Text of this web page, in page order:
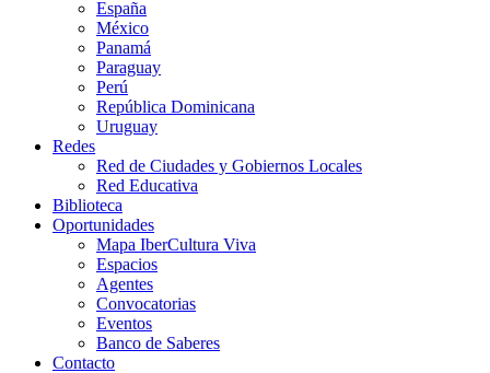
España
México
Panamá
Paraguay
Perú
República Dominicana
Uruguay
Redes
Red de Ciudades y Gobiernos Locales
Red Educativa
Biblioteca
Oportunidades
Mapa IberCultura Viva
Espacios
Agentes
Convocatorias
Eventos
Banco de Saberes
Contacto